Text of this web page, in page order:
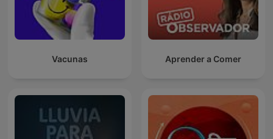
Vacunas Aprender a Comer